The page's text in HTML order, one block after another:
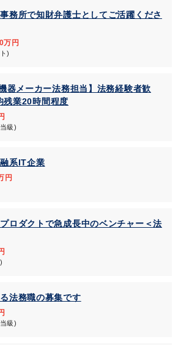
務所で知財弁護士としてご活躍くださ
万円
)
器メーカー法務担当】法務経験者歓
残業20時間程度
級)
系IT企業
円
ロダクトで急成長中のベンチャー＜法
法務職の募集です
級)